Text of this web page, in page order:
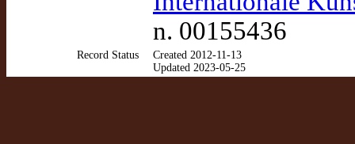
n. 00155436
Record Status
Created 2012-11-13
Updated 2023-05-25